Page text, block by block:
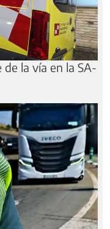
la vía en la SA-